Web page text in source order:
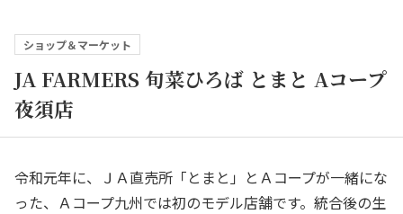
ショップ＆マーケット
JA FARMERS 旬菜ひろば とまと Aコープ
夜須店
令和元年に、ＪＡ直売所「とまと」とＡコープが一緒にな
った、Ａコープ九州では初のモデル店舗です。統合後の生